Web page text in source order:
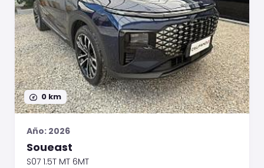
0 km
Año: 2026
Soueast
S07 1.5T MT 6MT